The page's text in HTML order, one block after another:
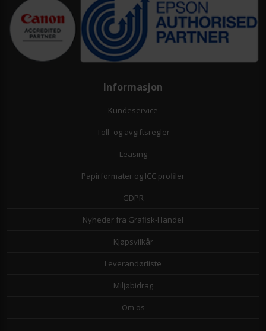
Informasjon
Kundeservice
Toll- og avgiftsregler
Leasing
Papirformater og ICC profiler
GDPR
Nyheder fra Grafisk-Handel
Kjøpsvilkår
Leverandørliste
Miljøbidrag
Om os